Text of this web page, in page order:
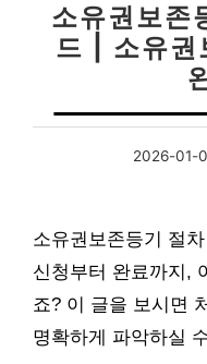
소유권보존
드 | 소유권
2026-01-
소유권보존등기 절
신청부터 완료까지,
죠? 이 글을 보시면
명확하게 파악하실